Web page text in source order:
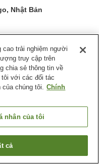
Nhật Bản
Thành phố Toyo'oka
cao trải nghiệm người
truy cập trên
chia sẻ thông tin về
tôi với các đối tác
của chúng tôi. Chính
nhân của tôi
cả